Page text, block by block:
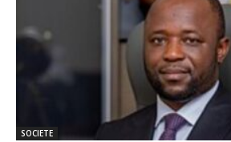
SOCIETE